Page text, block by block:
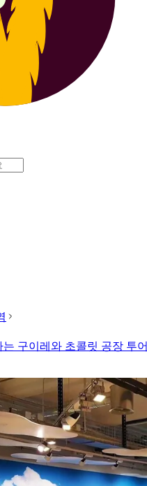
구이레와 초콜릿 공장 투어